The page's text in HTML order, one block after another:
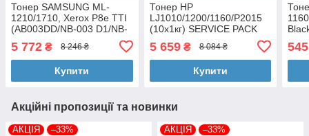
Тонер SAMSUNG ML-
1210/1710, Xerox P8e TTI
(AB003DD/NB-003 D1/NB-
5 772 ₴ 8 246 ₴
Купити
Тонер HP
LJ1010/1200/1160/P2015
(10x1кг) SERVICE PACK
5 659₴ 8 084 ₴
Купити
545
Акційні пропозиції та новинки
АКЦІЯ –33% АКЦІЯ –33%